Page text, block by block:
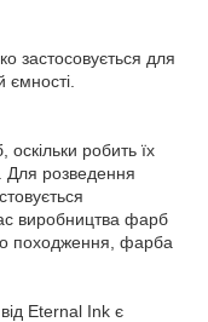
застосовується для
ємності.
робить їх
Для розведення
виробництва фарб
походження, фарба
Eternal Ink є